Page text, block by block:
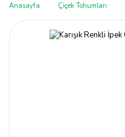
Anasayfa Çiçek Tohumları